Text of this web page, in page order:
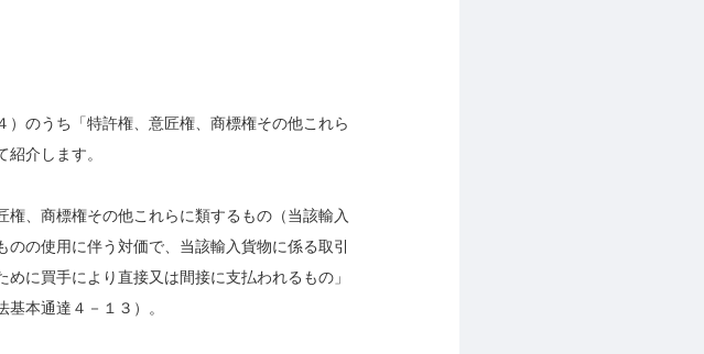
のうち「特許権、意匠権、商標権その他これら
介します。
、商標権その他これらに類するもの（当該輸入
の使用に伴う対価で、当該輸入貨物に係る取引
に買手により直接又は間接に支払われるもの」
本通達４－１３）。